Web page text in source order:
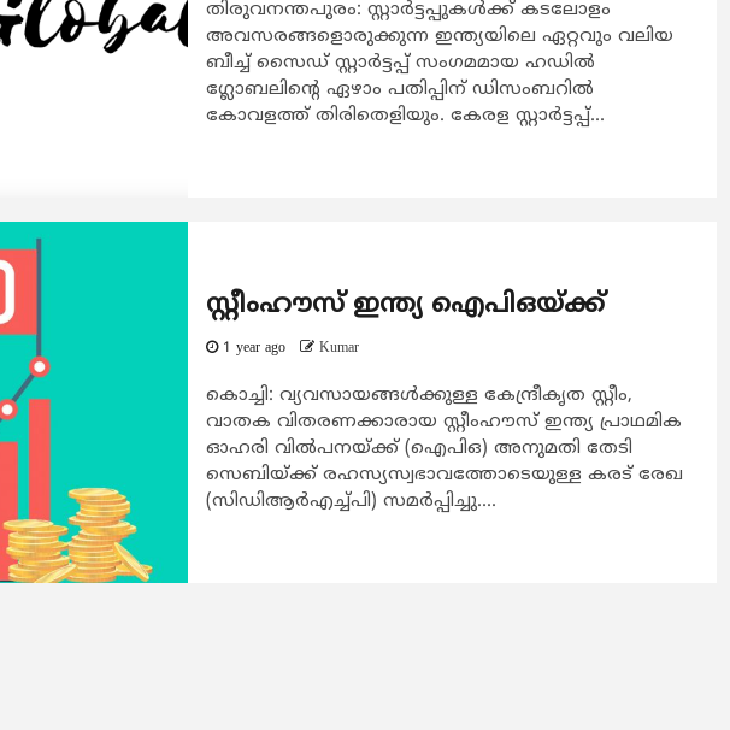
തിരുവനന്തപുരം: സ്റ്റാര്‍ട്ടപ്പുകള്‍ക്ക് കടലോളം
അവസരങ്ങളൊരുക്കുന്ന ഇന്ത്യയിലെ ഏറ്റവും വലിയ
ബീച്ച് സൈഡ് സ്റ്റാര്‍ട്ടപ്പ് സംഗമമായ ഹഡില്‍
ഗ്ലോബലിന്‍റെ ഏഴാം പതിപ്പിന് ഡിസംബറില്‍
കോവളത്ത് തിരിതെളിയും. കേരള സ്റ്റാര്‍ട്ടപ്പ്...
സ്റ്റീംഹൗസ് ഇന്ത്യ ഐപിഒയ്ക്ക്
1 year ago Kumar
കൊച്ചി: വ്യവസായങ്ങള്‍‌ക്കുള്ള കേന്ദ്രീകൃത സ്റ്റീം,
വാതക വിതരണക്കാരായ സ്റ്റീംഹൗസ് ഇന്ത്യ പ്രാഥമിക
ഓഹരി വിൽപനയ്ക്ക് (ഐപിഒ) അനുമതി തേടി
സെബിയ്ക്ക് രഹസ്യസ്വഭാവത്തോടെയുള്ള കരട് രേഖ
(സിഡിആർഎച്ച്പി) സമർപ്പിച്ചു....